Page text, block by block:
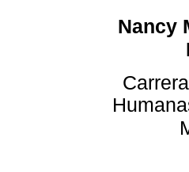
Nancy